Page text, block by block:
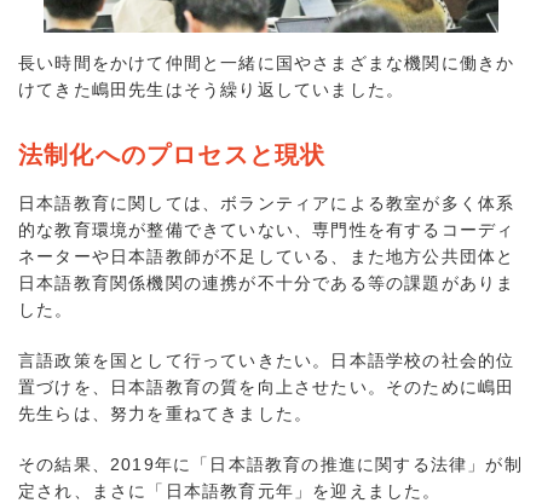
長い時間をかけて仲間と一緒に国やさまざまな機関に働きか
けてきた嶋田先生はそう繰り返していました。
法制化へのプロセスと現状
日本語教育に関しては、ボランティアによる教室が多く体系
的な教育環境が整備できていない、専門性を有するコーディ
ネーターや日本語教師が不足している、また地方公共団体と
日本語教育関係機関の連携が不十分である等の課題がありま
した。
言語政策を国として行っていきたい。日本語学校の社会的位
置づけを、日本語教育の質を向上させたい。そのために嶋田
先生らは、努力を重ねてきました。
その結果、2019年に「日本語教育の推進に関する法律」が制
定され、まさに「日本語教育元年」を迎えました。